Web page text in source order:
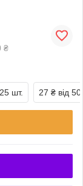
₴
шт. 27 ₴ від